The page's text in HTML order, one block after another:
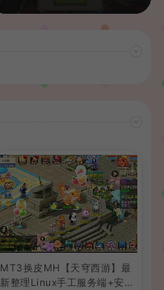
MT3换皮MH【天穹西游】最
新整理Linux手工服务端+安